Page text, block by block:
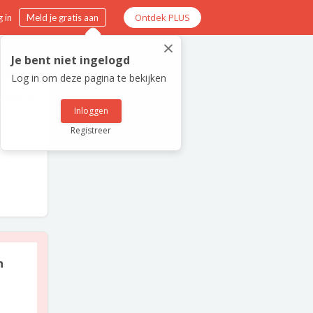
in Meld je gratis aan Ontdek PLUS
×
Je bent niet ingelogd
Log in om deze pagina te bekijken
Inloggen
Registreer